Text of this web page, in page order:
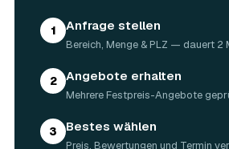
häufig schon innerhalb weniger
wie einer Messie-Wohnung auch
Welche Gegenstände werden
Entrümpelung entsorgt?
Mitgenommen wird praktisch der
sowie Keller- und
Gefahrstoffe werden gesondert
1 Anfrage stellen
Bereich, Menge & PLZ — dauert 2
2 Angebote erhalten
Mehrere Festpreis-Angebote
3 Bestes wählen
Preis, Bewertungen und Termin